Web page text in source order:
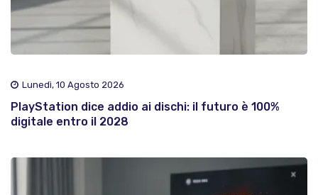
Lunedì, 10 Agosto 2026
PlayStation dice addio ai dischi: il futuro è 100%
digitale entro il 2028